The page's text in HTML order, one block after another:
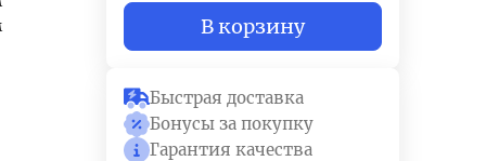
В корзину
Быстрая доставка
Бонусы за покупку
Гарантия качества